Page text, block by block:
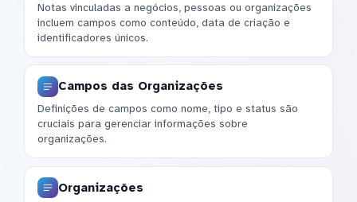
Notas vinculadas a negócios, pessoas ou organizações
incluem campos como conteúdo, data de criação e
identificadores únicos.
Campos das Organizações
Definições de campos como nome, tipo e status são
cruciais para gerenciar informações sobre
organizações.
Organizações